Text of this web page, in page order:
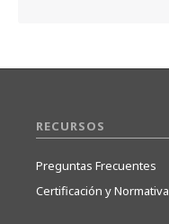
RECURSOS
Preguntas Frecuentes
Certificación y Normativa